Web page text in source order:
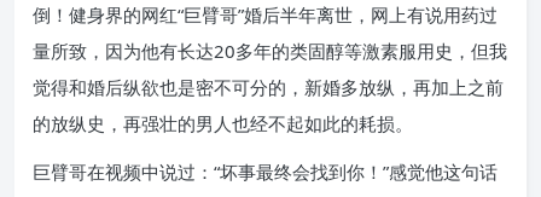
倒！健身界的网红“巨臂哥”婚后半年离世，网上有说用药过
量所致，因为他有长达20多年的类固醇等激素服用史，但我
觉得和婚后纵欲也是密不可分的，新婚多放纵，再加上之前
的放纵史，再强壮的男人也经不起如此的耗损。
巨臂哥在视频中说过：“坏事最终会找到你！”感觉他这句话